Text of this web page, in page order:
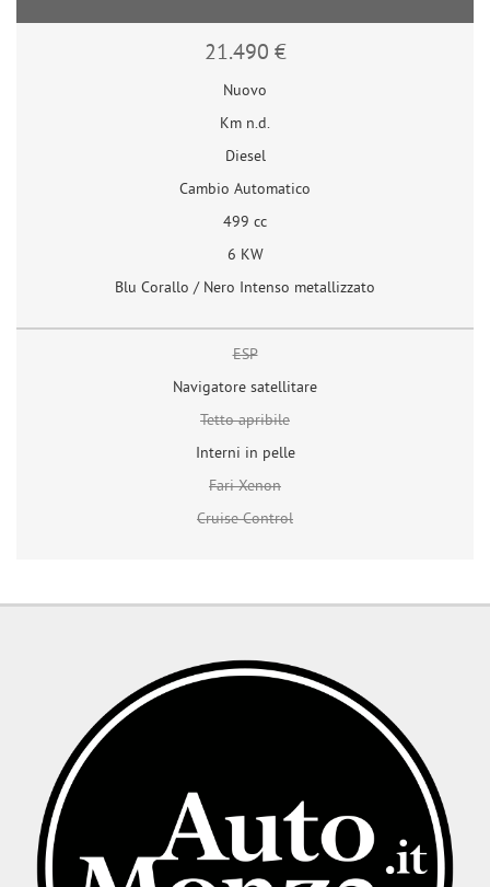
21.490 €
Nuovo
Km n.d.
Diesel
Cambio Automatico
499 cc
6 KW
Blu Corallo / Nero Intenso metallizzato
ESP
Navigatore satellitare
Tetto apribile
Interni in pelle
Fari Xenon
Cruise Control